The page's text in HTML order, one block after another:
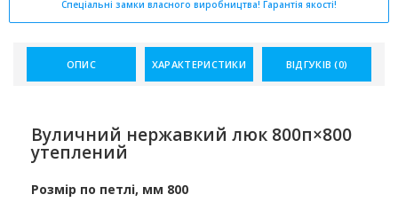
Спеціальні замки власного виробництва! Гарантія якості!
ОПИС ХАРАКТЕРИСТИКИ ВІДГУКІВ (0)
Вуличний нержавкий люк 800п×800
утеплений
Розмір по петлі, мм 800